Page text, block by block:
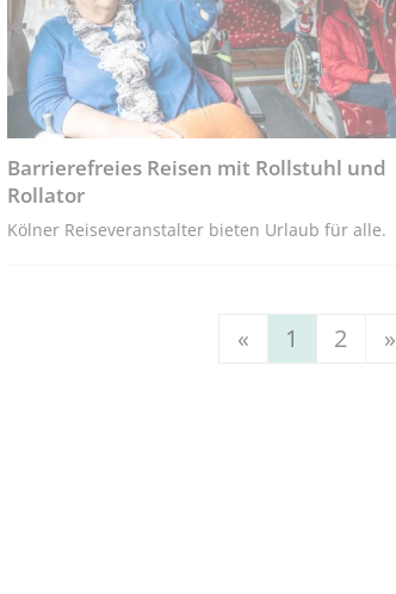
Barrierefreies Reisen mit Rollstuhl und
Rollator
Kölner Reiseveranstalter bieten Urlaub für alle.
« 1 2 »